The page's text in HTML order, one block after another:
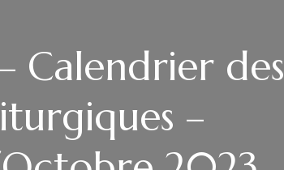
Calendrier des
–